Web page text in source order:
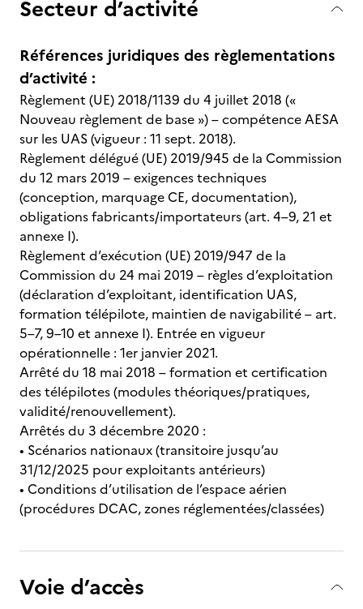
Secteur d’activité
Références juridiques des règlementations
d’activité :
Règlement (UE) 2018/1139 du 4 juillet 2018 («
Nouveau règlement de base ») – compétence AESA
sur les UAS (vigueur : 11 sept. 2018).
Règlement délégué (UE) 2019/945 de la Commission
du 12 mars 2019 – exigences techniques
(conception, marquage CE, documentation),
obligations fabricants/importateurs (art. 4–9, 21 et
annexe I).
Règlement d’exécution (UE) 2019/947 de la
Commission du 24 mai 2019 – règles d’exploitation
(déclaration d’exploitant, identification UAS,
formation télépilote, maintien de navigabilité – art.
5–7, 9–10 et annexe I). Entrée en vigueur
opérationnelle : 1er janvier 2021.
Arrêté du 18 mai 2018 – formation et certification
des télépilotes (modules théoriques/pratiques,
validité/renouvellement).
Arrêtés du 3 décembre 2020 :
• Scénarios nationaux (transitoire jusqu’au
31/12/2025 pour exploitants antérieurs)
• Conditions d’utilisation de l’espace aérien
(procédures DCAC, zones réglementées/classées)
Voie d’accès